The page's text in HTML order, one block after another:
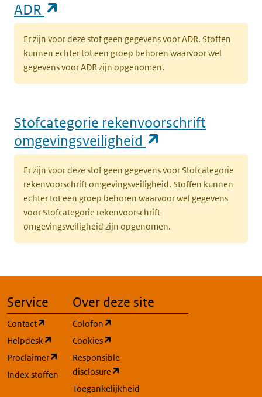
ADR
Er zijn voor deze stof geen gegevens voor ADR. Stoffen
kunnen echter tot een groep behoren waarvoor wel
gegevens voor ADR zijn opgenomen.
Stofcategorie rekenvoorschrift
omgevingsveiligheid
Er zijn voor deze stof geen gegevens voor Stofcategorie
rekenvoorschrift omgevingsveiligheid. Stoffen kunnen
echter tot een groep behoren waarvoor wel gegevens
voor Stofcategorie rekenvoorschrift
omgevingsveiligheid zijn opgenomen.
Service
Contact
(opent in een nieuw tabblad)
Helpdesk
(opent in een nieuw tabblad)
Proclaimer
(opent in een nieuw tabblad)
Index stoffen
Over deze site
Colofon
Cookies
Responsible
disclosure
Toegankelijkheid